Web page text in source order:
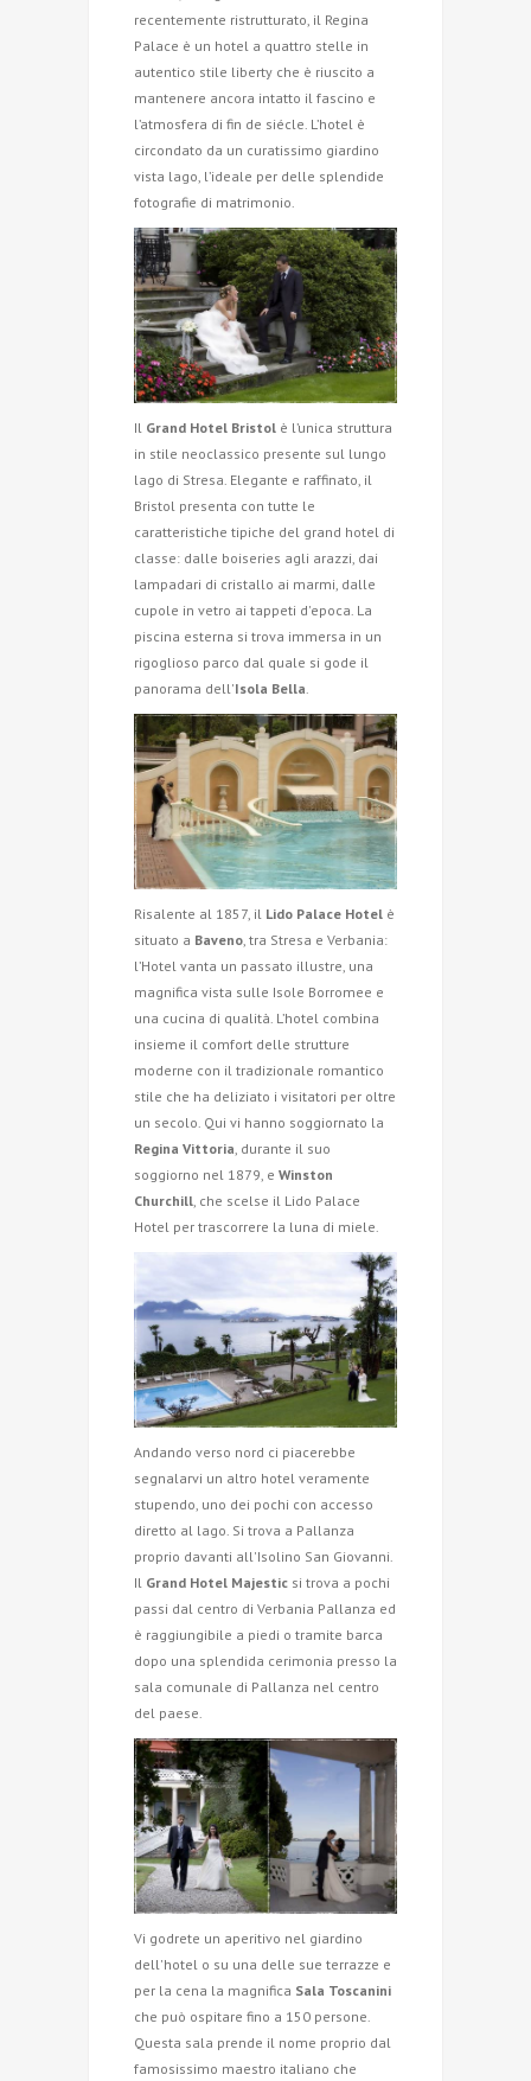
recentemente ristrutturato, il Regina
Palace è un hotel a quattro stelle in
autentico stile liberty che è riuscito a
mantenere ancora intatto il fascino e
l’atmosfera di fin de siécle. L’hotel è
circondato da un curatissimo giardino
vista lago, l’ideale per delle splendide
fotografie di matrimonio.
Il Grand Hotel Bristol è l’unica struttura
in stile neoclassico presente sul lungo
lago di Stresa. Elegante e raffinato, il
Bristol presenta con tutte le
caratteristiche tipiche del grand hotel di
classe: dalle boiseries agli arazzi, dai
lampadari di cristallo ai marmi, dalle
cupole in vetro ai tappeti d'epoca. La
piscina esterna si trova immersa in un
rigoglioso parco dal quale si gode il
panorama dell'Isola Bella.
Risalente al 1857, il Lido Palace Hotel è
situato a Baveno, tra Stresa e Verbania:
l’Hotel vanta un passato illustre, una
magnifica vista sulle Isole Borromee e
una cucina di qualità. L’hotel combina
insieme il comfort delle strutture
moderne con il tradizionale romantico
stile che ha deliziato i visitatori per oltre
un secolo. Qui vi hanno soggiornato la
Regina Vittoria, durante il suo
soggiorno nel 1879, e Winston
Churchill, che scelse il Lido Palace
Hotel per trascorrere la luna di miele.
Andando verso nord ci piacerebbe
segnalarvi un altro hotel veramente
stupendo, uno dei pochi con accesso
diretto al lago. Si trova a Pallanza
proprio davanti all'Isolino San Giovanni.
Il Grand Hotel Majestic si trova a pochi
passi dal centro di Verbania Pallanza ed
è raggiungibile a piedi o tramite barca
dopo una splendida cerimonia presso la
sala comunale di Pallanza nel centro
del paese.
Vi godrete un aperitivo nel giardino
dell'hotel o su una delle sue terrazze e
per la cena la magnifica Sala Toscanini
che può ospitare fino a 150 persone.
Questa sala prende il nome proprio dal
famosissimo maestro italiano che